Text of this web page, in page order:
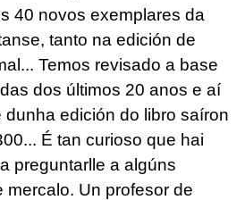
40 novos exemplares da
tanto na edición de
Temos revisado a base
dos últimos 20 anos e aí
edición do libro saíron
É tan curioso que hai
preguntarlle a algúns
mercalo. Un profesor de